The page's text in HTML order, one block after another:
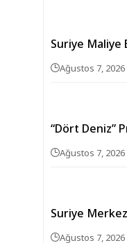
Suriye Maliye
Ağustos 7, 2026
“Dört Deniz”
Ağustos 7, 2026
Suriye
Ağustos 7, 2026